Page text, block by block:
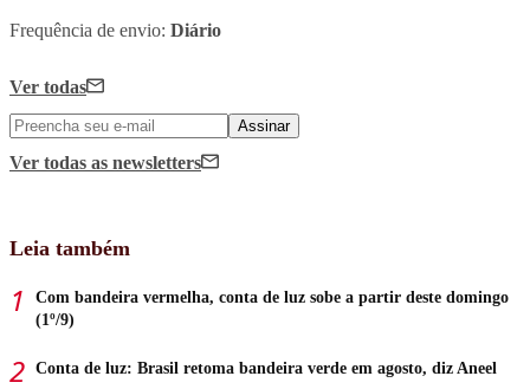
Frequência de envio: Diário
Ver todas
Assinar
Ver todas as newsletters
Leia também
Com bandeira vermelha, conta de luz sobe a partir deste domingo
(1º/9)
Conta de luz: Brasil retoma bandeira verde em agosto, diz Aneel